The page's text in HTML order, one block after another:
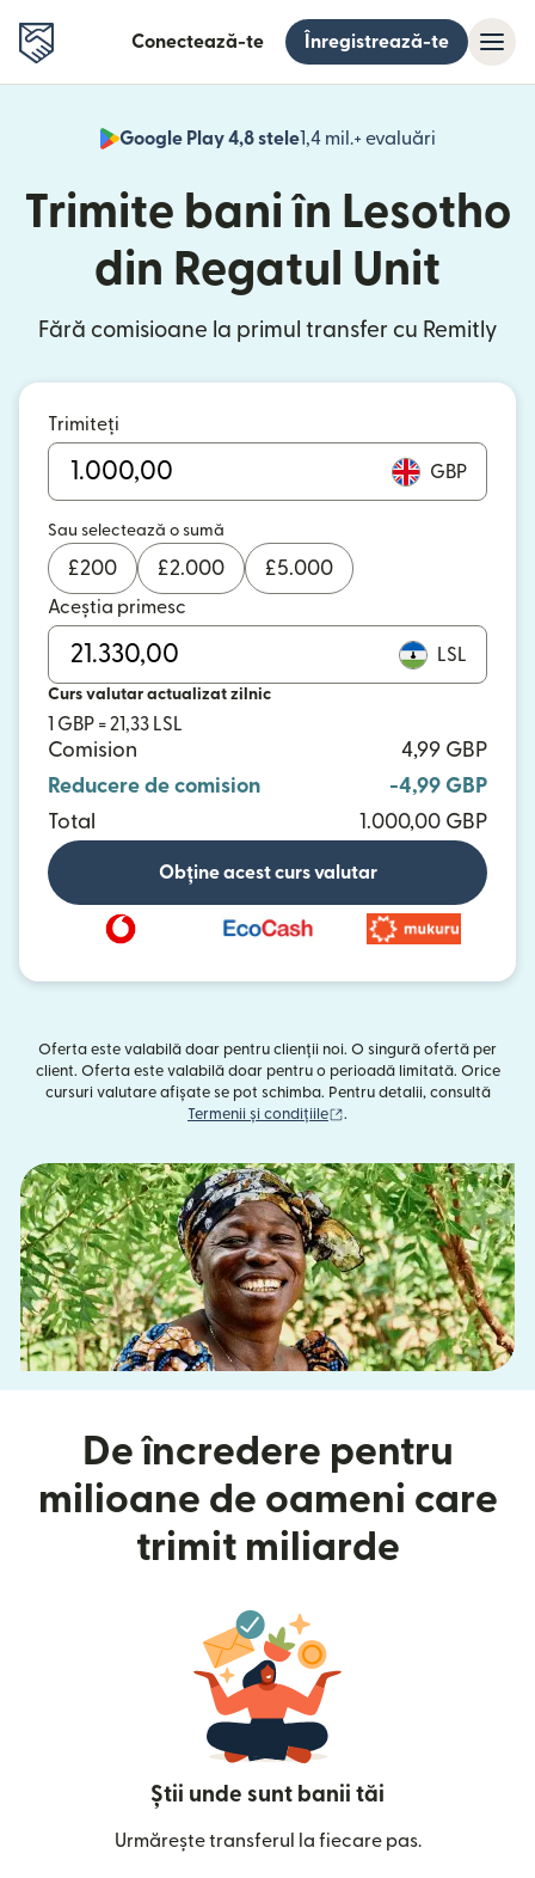
Conectează-te Înregistrează-te
Google Play 4,8 stele1,4 mil.+ evaluări
(se
Trimite bani în Lesotho
din Regatul Unit
Fără comisioane la primul transfer cu Remitly
Trimiteți
GBP
Sau selectează o sumă
£200 £2.000 £5.000
Aceștia primesc
LSL
Curs valutar actualizat zilnic
1 GBP = 21,33 LSL
Comision
4,99 GBP
Reducere de comision
-4,99 GBP
Total
1.000,00 GBP
Obține acest curs valutar
Oferta este valabilă doar pentru clienții noi. O singură ofertă per
client. Oferta este valabilă doar pentru o perioadă limitată. Orice
cursuri valutare afișate se pot schimba. Pentru detalii, consultă
Termenii și condițiile
.
De încredere pentru
milioane de oameni care
trimit miliarde
Știi unde sunt banii tăi
Urmărește transferul la fiecare pas.